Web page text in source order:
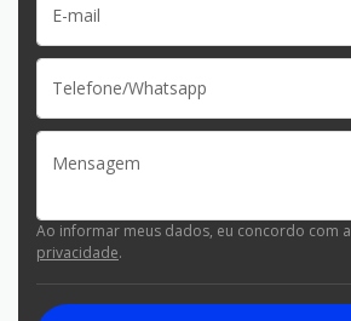
Ao informar meus dados, eu concordo com a
privacidade.